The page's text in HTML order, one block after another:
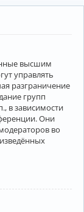
высшим
управлять
разграничение
групп
в зависимости
Они
во